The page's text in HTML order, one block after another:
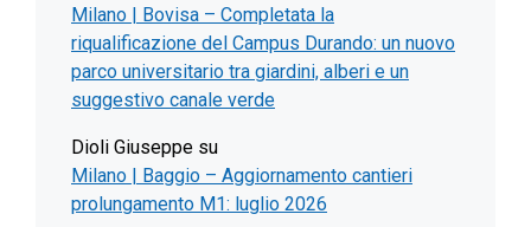
Milano | Bovisa – Completata la
riqualificazione del Campus Durando: un nuovo
parco universitario tra giardini, alberi e un
suggestivo canale verde
Dioli Giuseppe su
Milano | Baggio – Aggiornamento cantieri
prolungamento M1: luglio 2026